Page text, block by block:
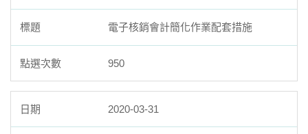
電子核銷會計簡化作業配套措施
950
2020-03-31